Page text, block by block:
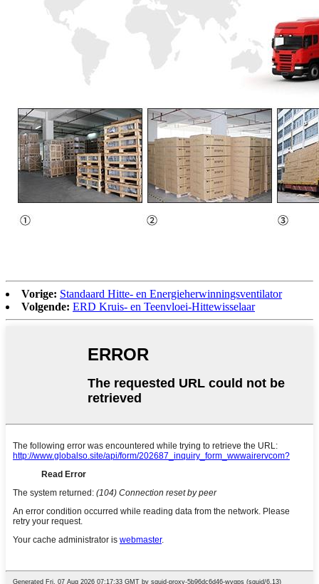
Vorige: Standaard Hitte- en Energieherwinningsventilator
Volgende: ERD Kruis- en Teenvloei-Hittewisselaar